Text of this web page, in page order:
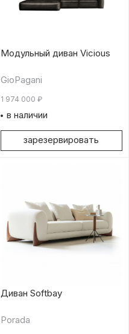
Модульный диван Vicious
GioPagani
1 974 000 ₽
в наличии
зарезервировать
Диван Softbay
Porada